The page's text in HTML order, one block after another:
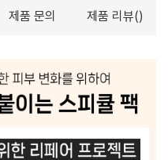
제품 문의 제품 리뷰()